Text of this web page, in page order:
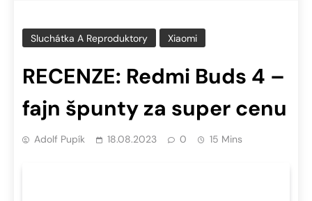
Sluchátka A Reproduktory Xiaomi
RECENZE: Redmi Buds 4 –
fajn špunty za super cenu
Adolf Pupík 18.08.2023 0 15 Mins